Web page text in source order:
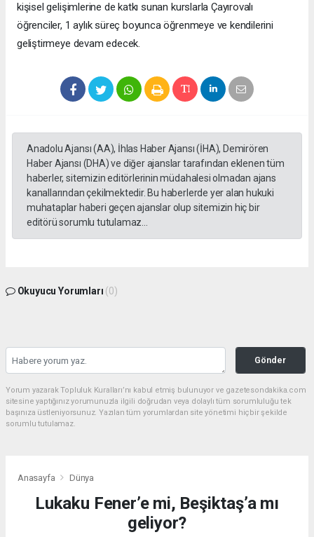
kişisel gelişimlerine de katkı sunan kurslarla Çayırovalı
öğrenciler, 1 aylık süreç boyunca öğrenmeye ve kendilerini
geliştirmeye devam edecek.
Anadolu Ajansı (AA), İhlas Haber Ajansı (İHA), Demirören
Haber Ajansı (DHA) ve diğer ajanslar tarafından eklenen tüm
haberler, sitemizin editörlerinin müdahalesi olmadan ajans
kanallarından çekilmektedir. Bu haberlerde yer alan hukuki
muhataplar haberi geçen ajanslar olup sitemizin hiç bir
editörü sorumlu tutulamaz...
Okuyucu Yorumları (0)
Gönder
Yorum yazarak Topluluk Kuralları’nı kabul etmiş bulunuyor ve gazetesondakika.com
sitesine yaptığınız yorumunuzla ilgili doğrudan veya dolaylı tüm sorumluluğu tek
başınıza üstleniyorsunuz. Yazılan tüm yorumlardan site yönetimi hiçbir şekilde
sorumlu tutulamaz.
Anasayfa Dünya
Lukaku Fener’e mi, Beşiktaş’a mı
geliyor?